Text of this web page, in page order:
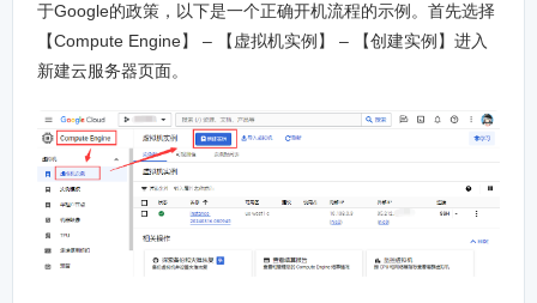
于Google的政策，以下是一个正确开机流程的示例。首先选择
【Compute Engine】 – 【虚拟机实例】 – 【创建实例】进入
新建云服务器页面。